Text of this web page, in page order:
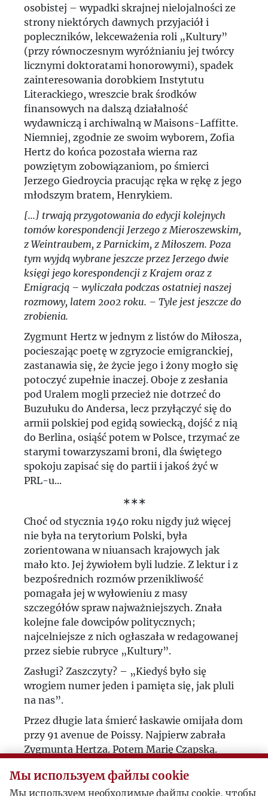
osobistej – wypadki skrajnej nielojalności ze
strony niektórych dawnych przyjaciół i
popleczników, lekceważenia roli „Kultury”
(przy równoczesnym wyróżnianiu jej twórcy
licznymi doktoratami honorowymi), spadek
zainteresowania dorobkiem Instytutu
Literackiego, wreszcie brak środków
finansowych na dalszą działalność
wydawniczą i archiwalną w Maisons-Laffitte.
Niemniej, zgodnie ze swoim wyborem, Zofia
Hertz do końca pozostała wierna raz
powziętym zobowiązaniom, po śmierci
Jerzego Giedroycia pracując ręka w rękę z jego
młodszym bratem, Henrykiem.
[...] trwają przygotowania do edycji kolejnych
tomów korespondencji Jerzego z Mieroszewskim,
z Weintraubem, z Parnickim, z Miłoszem. Poza
tym wyjdą wybrane jeszcze przez Jerzego dwie
księgi jego korespondencji z Krajem oraz z
Emigracją – wyliczała podczas ostatniej naszej
rozmowy, latem 2002 roku. – Tyle jest jeszcze do
zrobienia.
Zygmunt Hertz w jednym z listów do Miłosza,
pocieszając poetę w zgryzocie emigranckiej,
zastanawia się, że życie jego i żony mogło się
potoczyć zupełnie inaczej. Oboje z zesłania
pod Uralem mogli przecież nie dotrzeć do
Buzułuku do Andersa, lecz przyłączyć się do
armii polskiej pod egidą sowiecką, dojść z nią
do Berlina, osiąść potem w Polsce, trzymać ze
starymi towarzyszami broni, dla świętego
spokoju zapisać się do partii i jakoś żyć w
PRL-u...
∗∗∗
Choć od stycznia 1940 roku nigdy już więcej
nie była na terytorium Polski, była
zorientowana w niuansach krajowych jak
mało kto. Jej żywiołem byli ludzie. Z lektur i z
bezpośrednich rozmów przenikliwość
pomagała jej w wyłowieniu z masy
szczegółów spraw najważniejszych. Znała
kolejne fale dowcipów politycznych;
najcelniejsze z nich ogłaszała w redagowanej
przez siebie rubryce „Kultury”.
Zasługi? Zaszczyty? – „Kiedyś było się
wrogiem numer jeden i pamięta się, jak pluli
na nas”.
Przez długie lata śmierć łaskawie omijała dom
przy 91 avenue de Poissy. Najpierw zabrała
Zygmunta Hertza. Potem Marię Czapską.
Giedroycia. Po nią przyszła na koniec. Życie
Zofii Hertz było stężoną kroplą bytu. Chwała
Мы используем файлы cookie
Мы используем необходимые файлы cookie, чтобы